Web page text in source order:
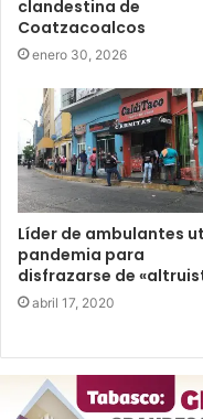
clandestina de
Coatzacoalcos
enero 30, 2026
Líder de ambulantes
pandemia para
disfrazarse de
abril 17, 2020